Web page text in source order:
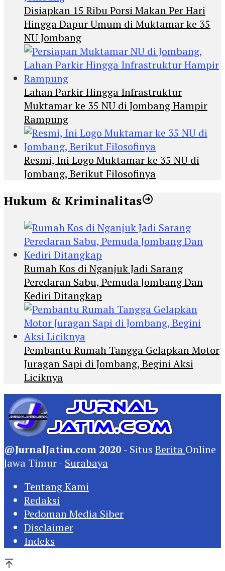
Disiapkan 15 Ribu Porsi Makan Per Hari
Hingga Dapur Umum di Muktamar ke 35
NU Jombang
Lahan Parkir Hingga Infrastruktur
Muktamar ke 35 NU di Jombang Hampir
Rampung
Resmi, Ini Logo Muktamar ke 35 NU di
Jombang, Berikut Filosofinya
Hukum & Kriminalitas
Rumah Kos di Nganjuk Jadi Sarang
Peredaran Sabu, Pemuda Jombang Dan
Kediri Ditangkap
Pembantu Rumah Tangga Gelapkan Motor
Juragan Sapi di Jombang, Begini Aksi
Liciknya
@JurnalJatim.com 2020 - Situs Berita Online
Jawa Timur - Surabaya
Tentang Kami
Redaksi
Pedoman Media Siber
Disclaimer
Indeks